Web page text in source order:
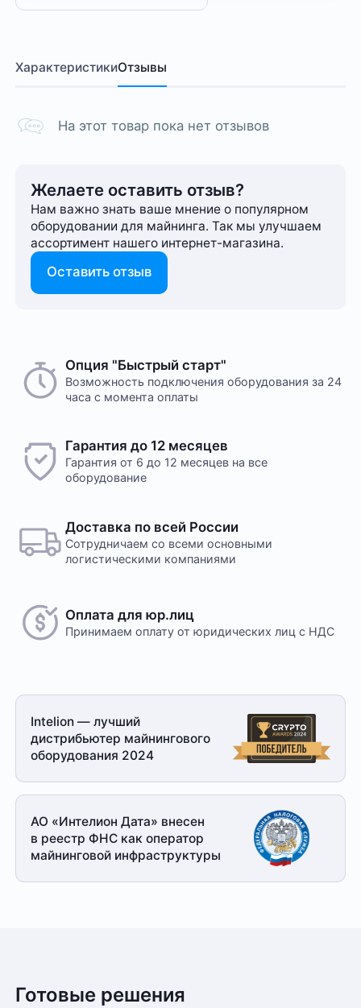
ХарактеристикиОтзывы
На этот товар пока нет отзывов
Желаете оставить отзыв?
Нам важно знать ваше мнение о популярном
оборудовании для майнинга. Так мы улучшаем
ассортимент нашего интернет-⁠магазина.
Оставить отзыв
Опция "Быстрый старт"
Возможность подключения оборудования за 24
часа с момента оплаты
Гарантия до 12 месяцев
Гарантия от 6 до 12 месяцев на все
оборудование
Доставка по всей России
Сотрудничаем со всеми основными
логистическими компаниями
Оплата для юр.лиц
Принимаем оплату от юридических лиц с НДС
Intelion — лучший
дистрибьютер майнингового
оборудования 2024
АО «Интелион Дата» внесен
в реестр ФНС как оператор
майнинговой инфраструктуры
Готовые решения